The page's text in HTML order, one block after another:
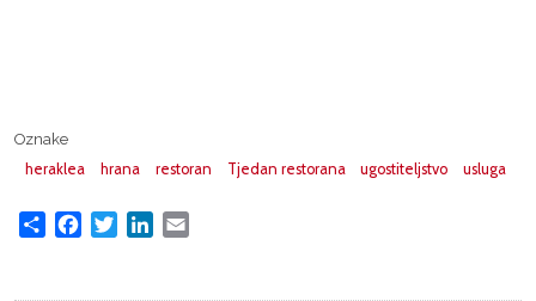
Oznake
heraklea
hrana restoran Tjedan restorana ugostiteljstvo usluga
Share FacebookTwitterLinkedIn